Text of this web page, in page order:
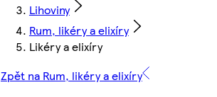
Lihoviny
Rum, likéry a elixíry
Likéry a elixíry
Zpět na Rum, likéry a elixíry